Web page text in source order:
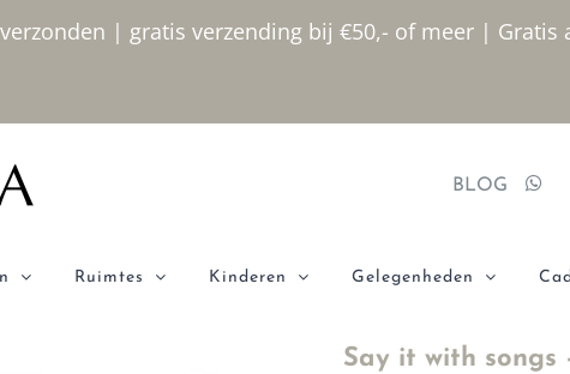
| gratis verzending bij €50,- of meer |
BLOG
Ruimtes Kinderen Gelegenheden
Say it with songs